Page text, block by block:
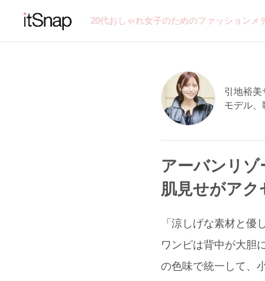
20代おしゃれ女子のためのファッション
引地裕美
モデル、
アーバンリ
肌見せがア
「涼しげな素材と
ワンピは背中が大胆
の色味で統一して、